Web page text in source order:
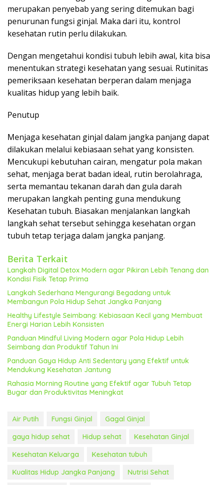
merupakan penyebab yang sering ditemukan bagi
penurunan fungsi ginjal. Maka dari itu, kontrol
kesehatan rutin perlu dilakukan.
Dengan mengetahui kondisi tubuh lebih awal, kita bisa
menentukan strategi kesehatan yang sesuai. Rutinitas
pemeriksaan kesehatan berperan dalam menjaga
kualitas hidup yang lebih baik.
Penutup
Menjaga kesehatan ginjal dalam jangka panjang dapat
dilakukan melalui kebiasaan sehat yang konsisten.
Mencukupi kebutuhan cairan, mengatur pola makan
sehat, menjaga berat badan ideal, rutin berolahraga,
serta memantau tekanan darah dan gula darah
merupakan langkah penting guna mendukung
Kesehatan tubuh. Biasakan menjalankan langkah
langkah sehat tersebut sehingga kesehatan organ
tubuh tetap terjaga dalam jangka panjang.
Berita Terkait
Langkah Digital Detox Modern agar Pikiran Lebih Tenang dan
Kondisi Fisik Tetap Prima
Langkah Sederhana Mengurangi Begadang untuk
Membangun Pola Hidup Sehat Jangka Panjang
Healthy Lifestyle Seimbang: Kebiasaan Kecil yang Membuat
Energi Harian Lebih Konsisten
Panduan Mindful Living Modern agar Pola Hidup Lebih
Seimbang dan Produktif Tahun Ini
Panduan Gaya Hidup Anti Sedentary yang Efektif untuk
Mendukung Kesehatan Jantung
Rahasia Morning Routine yang Efektif agar Tubuh Tetap
Bugar dan Produktivitas Meningkat
Air Putih Fungsi Ginjal
Gagal Ginjal
gaya hidup sehat
Hidup sehat
Kesehatan Ginjal
Kesehatan Keluarga
Kesehatan tubuh
Kualitas Hidup Jangka Panjang
Nutrisi Sehat